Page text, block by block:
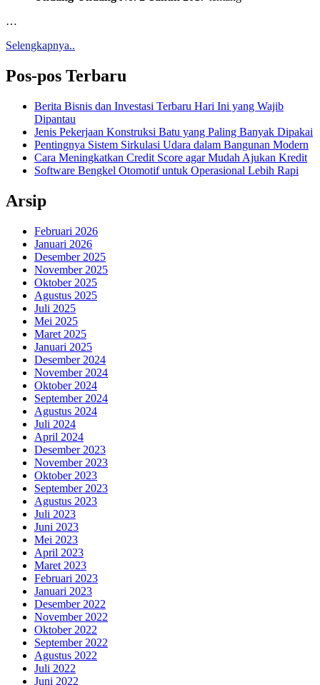
…
Selengkapnya..
Pos-pos Terbaru
Berita Bisnis dan Investasi Terbaru Hari Ini yang Wajib
Dipantau
Jenis Pekerjaan Konstruksi Batu yang Paling Banyak Dipakai
Pentingnya Sistem Sirkulasi Udara dalam Bangunan Modern
Cara Meningkatkan Credit Score agar Mudah Ajukan Kredit
Software Bengkel Otomotif untuk Operasional Lebih Rapi
Arsip
Februari 2026
Januari 2026
Desember 2025
November 2025
Oktober 2025
Agustus 2025
Juli 2025
Mei 2025
Maret 2025
Januari 2025
Desember 2024
November 2024
Oktober 2024
September 2024
Agustus 2024
Juli 2024
April 2024
Desember 2023
November 2023
Oktober 2023
September 2023
Agustus 2023
Juli 2023
Juni 2023
Mei 2023
April 2023
Maret 2023
Februari 2023
Januari 2023
Desember 2022
November 2022
Oktober 2022
September 2022
Agustus 2022
Juli 2022
Juni 2022